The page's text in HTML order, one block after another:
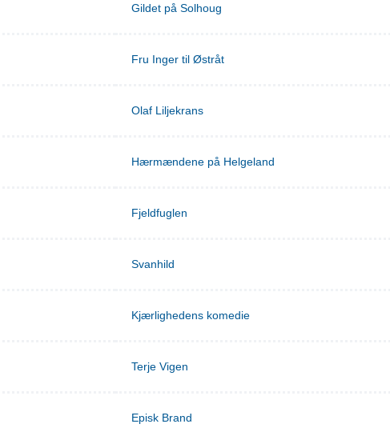
Gildet på Solhoug
Fru Inger til Østråt
Olaf Liljekrans
Hærmændene på Helgeland
Fjeldfuglen
Svanhild
Kjærlighedens komedie
Terje Vigen
Episk Brand